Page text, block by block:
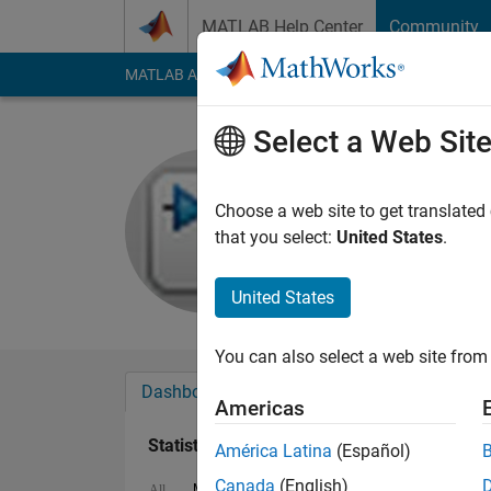
MATLAB Help Center Community
MATLAB Answers File Exchange Cody
Last seen: 11
Followers:0
Dashboard
Statistics
Select a Web Site
Choose a web site to get
that you select: United States.
United States
You can also select a web site
Americas
América Latina (Español)
Canada (English)